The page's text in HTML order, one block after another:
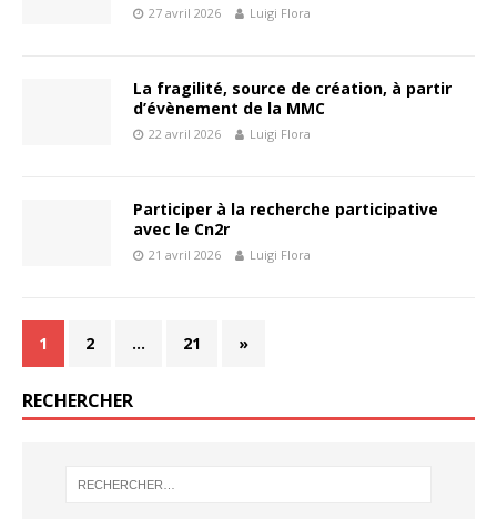
27 avril 2026 Luigi Flora
La fragilité, source de création, à partir
d’évènement de la MMC
22 avril 2026 Luigi Flora
Participer à la recherche participative
avec le Cn2r
21 avril 2026 Luigi Flora
1 2 … 21 »
RECHERCHER